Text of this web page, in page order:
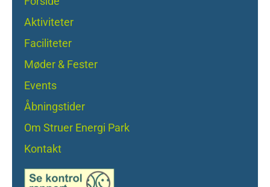
Aktiviteter
Faciliteter
Møder & Fester
Events
Åbningstider
Om Struer Energi Park
Kontakt